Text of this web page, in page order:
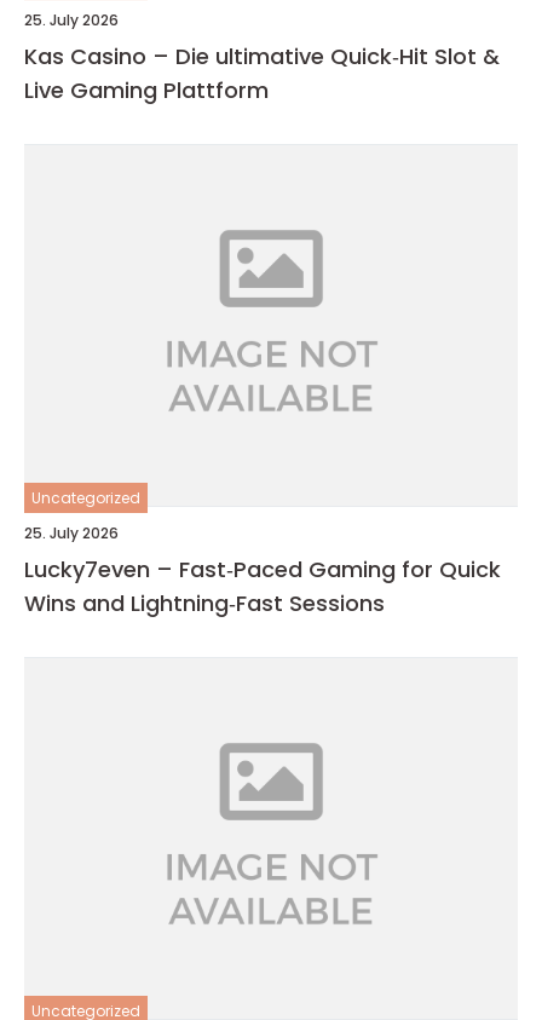
25. July 2026
Kas Casino – Die ultimative Quick‑Hit Slot &
Live Gaming Plattform
Uncategorized
25. July 2026
Lucky7even – Fast‑Paced Gaming for Quick
Wins and Lightning‑Fast Sessions
Uncategorized